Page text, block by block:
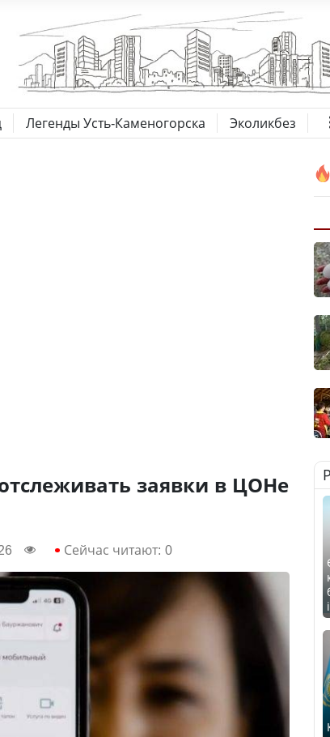
Легенды Усть-Каменогорска Эколикбез
заявки в ЦОНе
Сейчас читают: 0